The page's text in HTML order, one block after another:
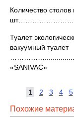
Количество столов
Туалет
вакуумный туалет
«SANIVAC»
1 2 3 4 5
Похожие